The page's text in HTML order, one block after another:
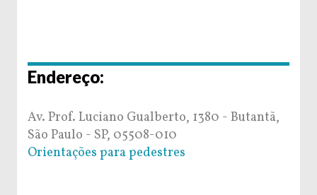
Endereço:
Av. Prof. Luciano Gualberto, 1380 - Butantã,
São Paulo - SP, 05508-010
Orientações para pedestres